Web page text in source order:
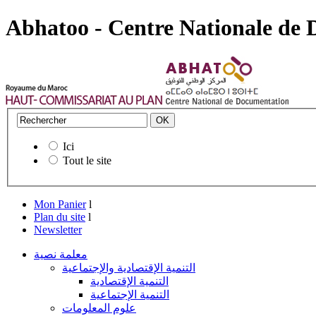
Abhatoo - Centre Nationale de
Ici
Tout le site
Mon Panier l
Plan du site l
Newsletter
معلمة نصية
التنمية الإقتصادية والإجتماعية
التنمية الإقتصادية
التنمية الإجتماعية
علوم المعلومات